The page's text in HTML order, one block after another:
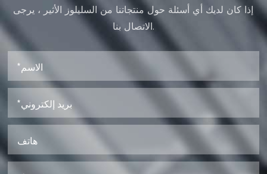
إذا كان لديك أي أسئلة حول منتجاتنا من السليلوز الأثير ، يرجى